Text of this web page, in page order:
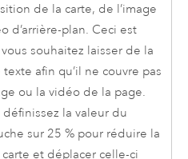
de la carte, de l’image
d’arrière-plan. Ceci est
souhaitez laisser de la
afin qu’il ne couvre pas
ou la vidéo de la page.
définissez la valeur du
sur 25 % pour réduire la
et déplacer celle-ci